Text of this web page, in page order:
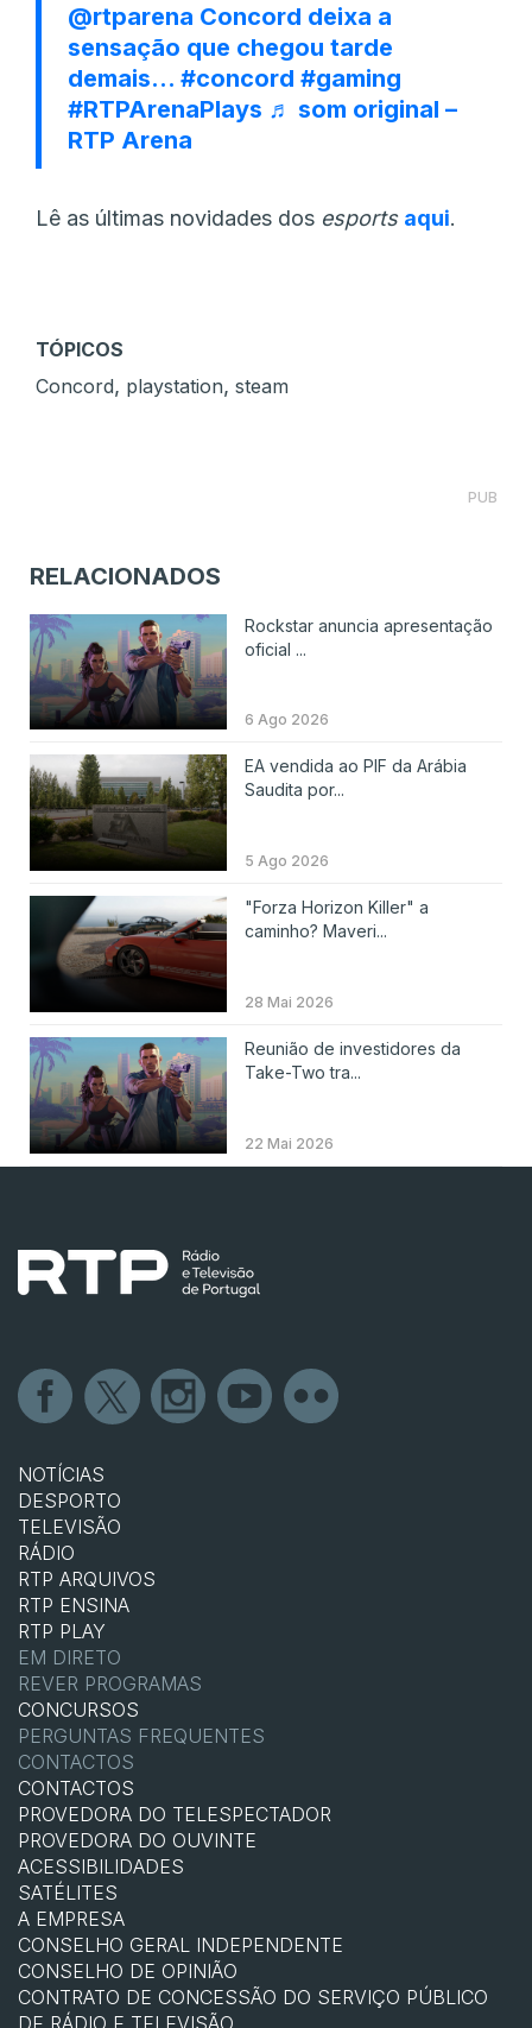
@rtparena Concord deixa a
sensação que chegou tarde
demais… #concord #gaming
#RTPArenaPlays ♬ som original –
RTP Arena
Lê as últimas novidades dos esports aqui.
TÓPICOS
Concord, playstation, steam
PUB
RELACIONADOS
Rockstar anuncia apresentação
oficial ...
6 Ago 2026
EA vendida ao PIF da Arábia
Saudita por...
5 Ago 2026
"Forza Horizon Killer" a
caminho? Maveri...
28 Mai 2026
Reunião de investidores da
Take-Two tra...
22 Mai 2026
NOTÍCIAS
DESPORTO
TELEVISÃO
RÁDIO
RTP ARQUIVOS
RTP ENSINA
RTP PLAY
EM DIRETO
REVER PROGRAMAS
CONCURSOS
PERGUNTAS FREQUENTES
CONTACTOS
CONTACTOS
PROVEDORA DO TELESPECTADOR
PROVEDORA DO OUVINTE
ACESSIBILIDADES
SATÉLITES
A EMPRESA
CONSELHO GERAL INDEPENDENTE
CONSELHO DE OPINIÃO
CONTRATO DE CONCESSÃO DO SERVIÇO PÚBLICO
DE RÁDIO E TELEVISÃO